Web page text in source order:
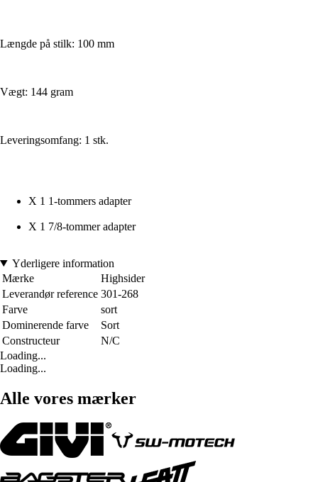
Længde på stilk: 100 mm
Vægt: 144 gram
Leveringsomfang: 1 stk.
X 1 1-tommers adapter
X 1 7/8-tommer adapter
Yderligere information
Mærke
Highsider
Leverandør reference 301-268
Farve
sort
Dominerende farve
Sort
Constructeur
N/C
Loading...
Loading...
Alle vores mærker